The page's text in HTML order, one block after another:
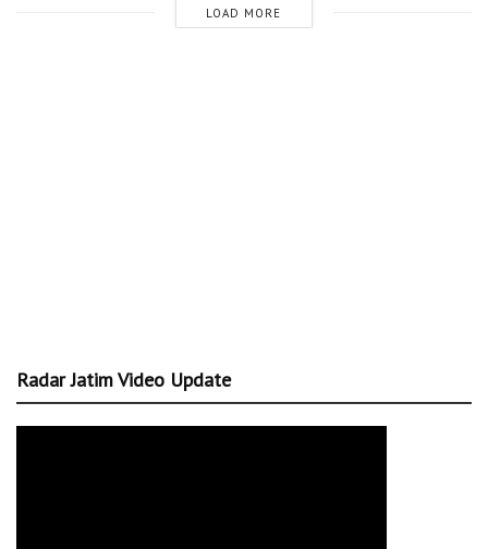
LOAD MORE
Radar Jatim Video Update